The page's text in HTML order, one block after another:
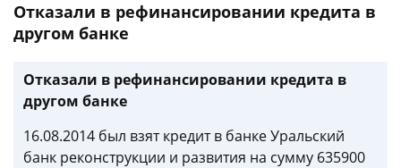
Отказали в рефинансировании кредита в
другом банке
Отказали в рефинансировании кредита в
другом банке
16.08.2014 был взят кредит в банке Уральский
банк реконструкции и развития на сумму 635900